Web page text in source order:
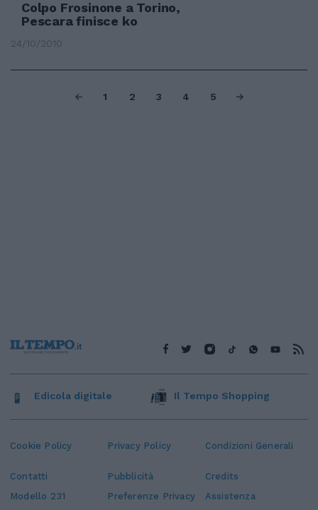
Colpo Frosinone a Torino,
Pescara finisce ko
24/10/2010
1 2 3 4 5
Cookie Policy Privacy Policy Condizioni Generali
Contatti Pubblicità
Credits
Modello 231
Preferenze Privacy Assistenza
Edicola digitale Il Tempo Shopping